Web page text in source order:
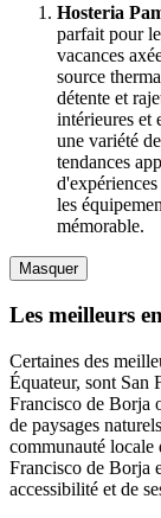
Hosteria
parfait pour
vacances
source
détente et
intérieures et
une variété
tendances
les
mémorable.
Masquer
Les meilleurs
Certaines des
Équateur, sont San
Francisco de Borja
de paysages
communauté locale
Francisco de Borja
accessibilité et de